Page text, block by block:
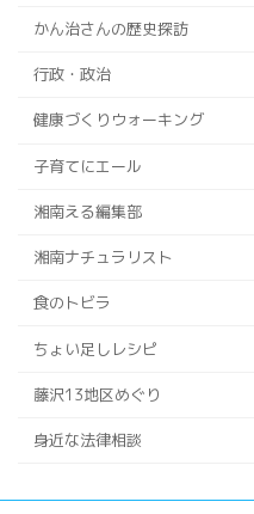
かん治さんの歴史探訪
行政・政治
健康づくりウォーキング
子育てにエール
湘南える編集部
湘南ナチュラリスト
食のトビラ
ちょい足しレシピ
藤沢13地区めぐり
身近な法律相談